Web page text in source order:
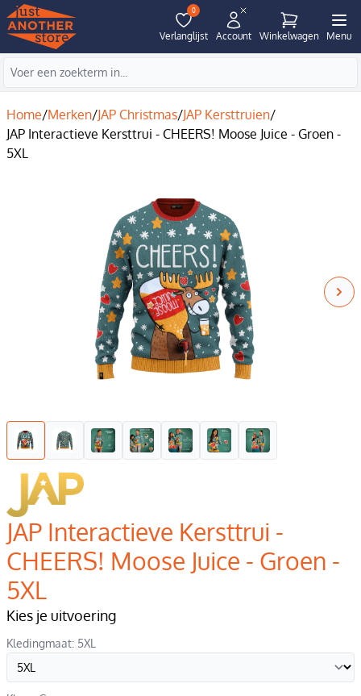
0
Verlanglijst Account Winkelwagen Menu
Home/Merken/JAP Christmas/JAP Kersttruien/
JAP Interactieve Kersttrui - CHEERS! Moose Juice - Groen -
5XL
JAP Interactieve Kersttrui -
CHEERS! Moose Juice - Groen -
5XL
Kies je uitvoering
Kledingmaat: 5XL